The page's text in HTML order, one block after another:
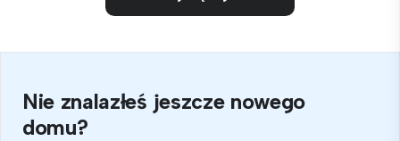
Nie znalazłeś jeszcze nowego
domu?